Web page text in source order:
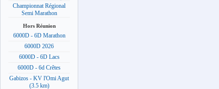
Championnat Régional
Semi Marathon
Hors Réunion
6000D - 6D Marathon
6000D 2026
6000D - 6D Lacs
6000D - 6d Crêtes
Gabizos - KV l'Omi Agut
(3.5 km)